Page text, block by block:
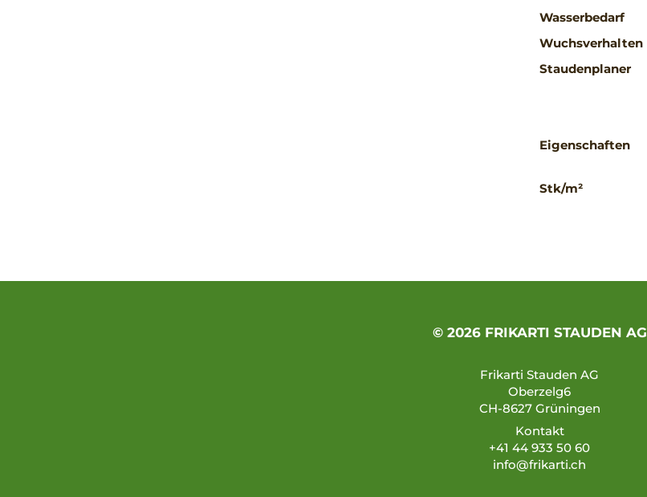
Wasserbedarf
Wuchsverhalten
Staudenplaner
Eigenschaften
Stk/m²
© 2026 FRIKARTI STAUDEN AG
Frikarti Stauden AG
Oberzelg6
CH-8627 Grüningen
Kontakt
+41 44 933 50 60
info@frikarti.ch